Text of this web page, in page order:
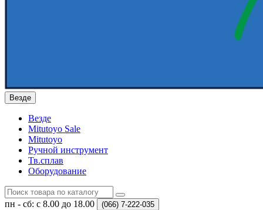
Везде
Везде
Mitutoyo Sale
Mitutoyo
Ручной инструмент
Тв.сплав
Оборудование
пн - сб: с 8.00 до 18.00 (066) 7-222-035